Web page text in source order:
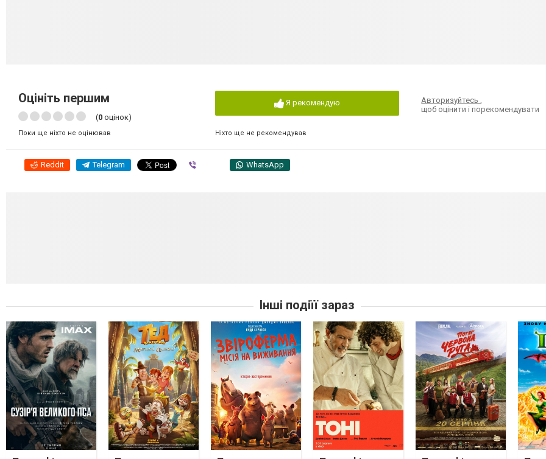
Оцініть першим
(0 оцінок)
Поки ще ніхто не оцінював
Я рекомендую
Ніхто ще не рекомендував
Авторизуйтесь,
щоб оцінити і порекомендувати
Reddit Telegram WhatsApp
Інші подіїї зараз